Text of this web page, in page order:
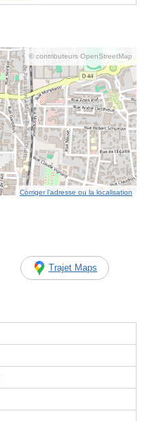
© contributeurs OpenStreetMap
Corriger l’adresse ou la localisation
Trajet Maps